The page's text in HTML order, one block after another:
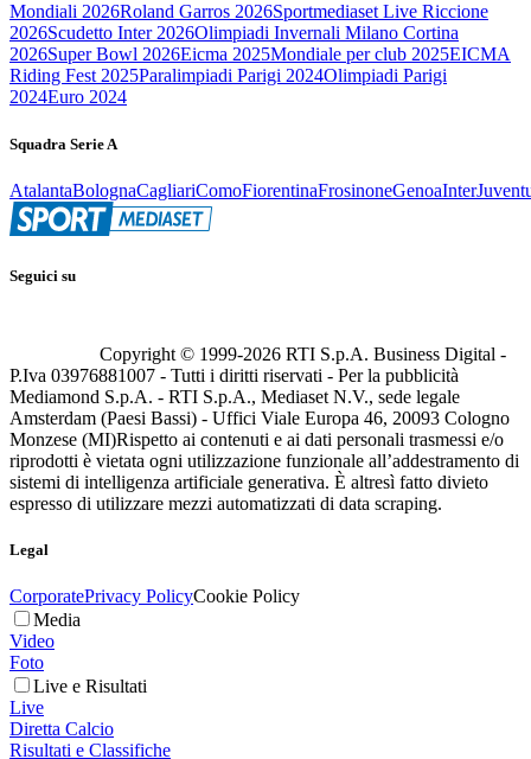
Mondiali 2026Roland Garros 2026Sportmediaset Live Riccione
2026Scudetto Inter 2026Olimpiadi Invernali Milano Cortina
2026Super Bowl 2026Eicma 2025Mondiale per club 2025EICMA
Riding Fest 2025Paralimpiadi Parigi 2024Olimpiadi Parigi
2024Euro 2024
Squadra Serie A
AtalantaBolognaCagliariComoFiorentinaFrosinoneGenoaInter
Seguici su
Copyright © 1999-2026 RTI S.p.A. Business Digital -
P.Iva 03976881007 - Tutti i diritti riservati - Per la pubblicità
Mediamond S.p.A. - RTI S.p.A., Mediaset N.V., sede legale
Amsterdam (Paesi Bassi) - Uffici Viale Europa 46, 20093 Cologno
Monzese (MI)Rispetto ai contenuti e ai dati personali trasmessi e/o
riprodotti è vietata ogni utilizzazione funzionale all’addestramento di
sistemi di intelligenza artificiale generativa. È altresì fatto divieto
espresso di utilizzare mezzi automatizzati di data scraping.
Legal
CorporatePrivacy PolicyCookie Policy
Media
Video
Foto
Live e Risultati
Live
Diretta Calcio
Risultati e Classifiche